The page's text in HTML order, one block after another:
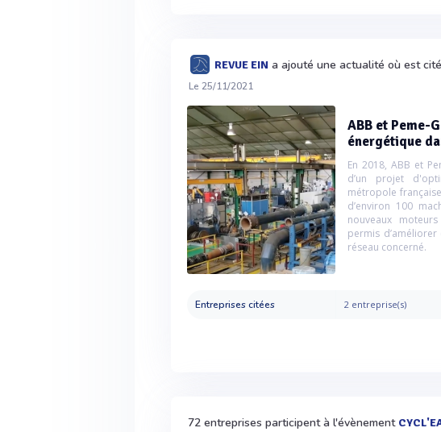
REVUE EIN a ajouté une actualité où est cité
Le 25/11/2021
ABB et Peme-
énergétique
En 2018, ABB et
d’un projet
métropole
d’environ 100
nouveaux
permis
réseau concerné.
Entreprises citées 2 entreprise(s)
72 entreprises participent à l'évènement